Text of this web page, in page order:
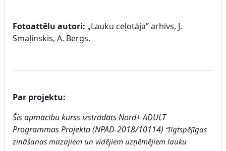
Fotoattēlu autori: „Lauku ceļotāja” arhīvs, J.
Smaļinskis, A. Bergs.
Par projektu:
Šis apmācību kurss izstrādāts Nord+ ADULT
Programmas Projekta (NPAD-2018/10114) “Ilgtspējīgas
zināšanas mazajiem un vidējiem uzņēmējiem lauku